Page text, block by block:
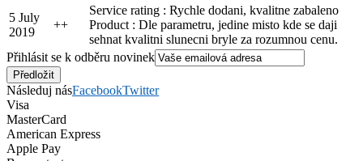
5 July
2019
++
Service rating : Rychle dodani, kvalitne zabaleno
Product : Dle parametru, jedine misto kde se daji
sehnat kvalitni slunecni bryle za rozumnou cenu.
Přihlásit se k odběru novinek
Následuj násFacebookTwitter
Visa
MasterCard
American Express
Apple Pay